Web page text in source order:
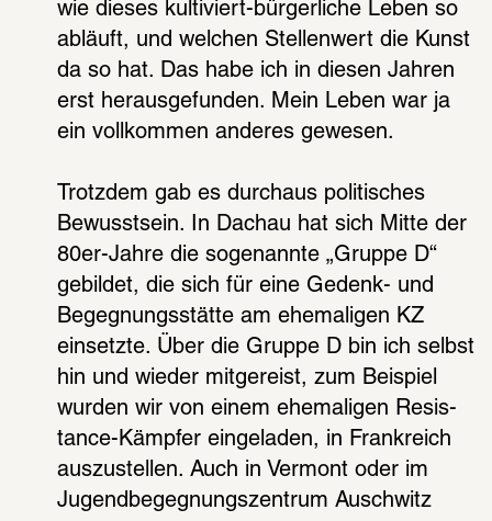
wie dieses kulti­viert-bürger­li­che Leben so
abläuft, und welchen Stel­len­wert die Kunst
da so hat. Das habe ich in diesen Jahren
erst heraus­ge­fun­den. Mein Leben war ja
ein voll­kom­men ande­res gewe­sen.
Trotz­dem gab es durch­aus poli­ti­sches
Bewusst­sein. In Dachau hat sich Mitte der
80er-Jahre die soge­nannte „Gruppe D“
gebil­det, die sich für eine Gedenk- und
Begeg­nungs­stätte am ehema­li­gen KZ
einsetzte. Über die Gruppe D bin ich selbst
hin und wieder mitge­reist, zum Beispiel
wurden wir von einem ehema­li­gen Resis­
tance-Kämp­fer einge­la­den, in Frank­reich
auszu­stel­len. Auch in Vermont oder im
Jugend­be­geg­nungs­zen­trum Ausch­witz